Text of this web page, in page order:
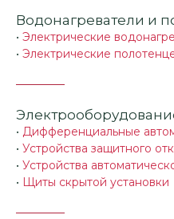
Водонагреватели и
• Электрические
• Электрические
• Дифференциальные
• Устройства защитного
• Устройства
• Щиты скрытой установки